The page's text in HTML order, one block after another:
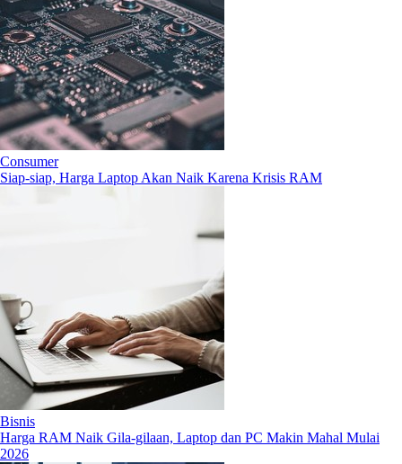
Consumer
Siap-siap, Harga Laptop Akan Naik Karena Krisis RAM
Bisnis
Harga RAM Naik Gila-gilaan, Laptop dan PC Makin Mahal Mulai
2026